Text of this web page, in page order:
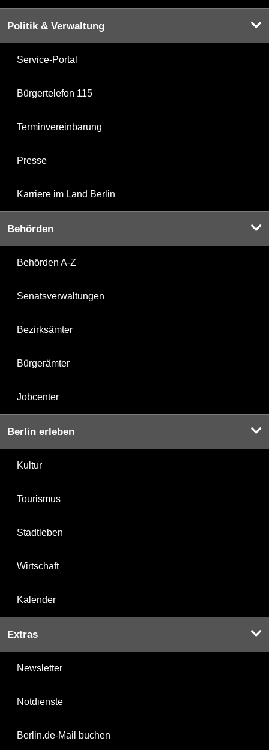
Politik & Verwaltung
Service-Portal
Bürgertelefon 115
Terminvereinbarung
Presse
Karriere im Land Berlin
Behörden
Behörden A-Z
Senatsverwaltungen
Bezirksämter
Bürgerämter
Jobcenter
Berlin erleben
Kultur
Tourismus
Stadtleben
Wirtschaft
Kalender
Extras
Newsletter
Notdienste
Berlin.de-Mail buchen